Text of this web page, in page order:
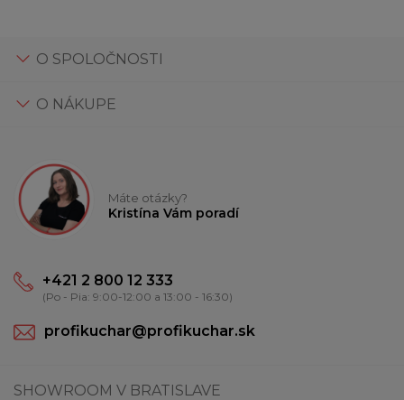
O SPOLOČNOSTI
O NÁKUPE
Máte otázky?
Kristína Vám poradí
+421 2 800 12 333
(Po - Pia: 9:00-12:00 a 13:00 - 16:30)
profikuchar@profikuchar.sk
SHOWROOM V BRATISLAVE